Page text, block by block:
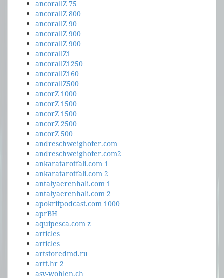
ancorallZ 75
ancorallZ 800
ancorallZ 90
ancorallZ 900
ancorallZ 900
ancorallZ1
ancorallZ1250
ancorallZ160
ancorallZ500
ancorZ 1000
ancorZ 1500
ancorZ 1500
ancorZ 2500
ancorZ 500
andreschweighofer.com
andreschweighofer.com2
ankaratarotfali.com 1
ankaratarotfali.com 2
antalyaerenhali.com 1
antalyaerenhali.com 2
apokrifpodcast.com 1000
aprBH
aquipesca.com z
articles
articles
artstoredmd.ru
artt.hr 2
asv-wohlen.ch